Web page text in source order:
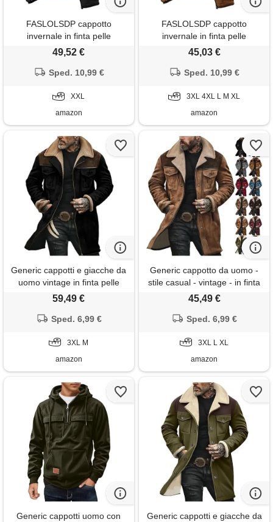
FASLOLSDP cappotto
invernale in finta pelle
scamosciata da uomo, lungo
invernale, lungo, in pelliccia di
pelliccia scamosciata, vintage,
trench
49,52 €
Sped. 10,99 €
XXL
amazon
FASLOLSDP cappotto
invernale in finta pelle
scamosciata da uomo, lungo
invernale, lungo, in pelliccia di
pelliccia scamosciata, vintage,
trench
45,03 €
Sped. 10,99 €
3XL 4XL L M XL
amazon
Generic cappotti e giacche da
uomo vintage in finta pelle
scamosciata, cappotto trench
a tacca, foderato in pile,
3xl
59,49 €
Sped. 6,99 €
3XL M
amazon
Generic cappotto da uomo -
stile casual - vintage - in finta
pelle scamosciata - lungo
giacca esterna foderata in pile
45,49 €
Sped. 6,99 €
3XL L XL
amazon
Generic cappotti uomo con
Generic cappotti e giacche da